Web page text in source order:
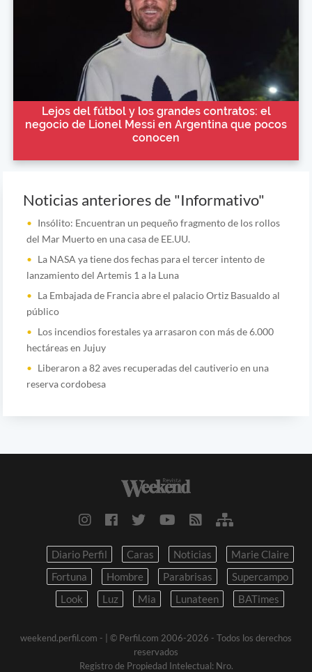
Lejos del fútbol y los grandes contratos: el
negocio de Lionel Messi en Argentina que pocos
conocen
Noticias anteriores de "Informativo"
Insólito: Encuentran un pequeño fragmento de los rollos
del Mar Muerto en una casa de EE.UU.
La NASA ya tiene dos fechas para el tercer intento de
lanzamiento del Artemis 1 a la Luna
La Embajada de Francia abre el palacio Ortiz Basualdo al
público
Los incendios forestales ya arrasaron con más de 6.000
hectáreas en Jujuy
Liberaron a 82 aves recuperadas del cautiverio en una
reserva cordobesa
Diario Perfil Caras Noticias
Marie Claire
Fortuna
Hombre Parabrisas
Supercampo
Look
Luz Mia Lunateen BATimes
weekend.perfil.com -
| © Perfil.com 2006-2026 - Todos los derechos
reservados
Registro de Propiedad Intelectual: Nro.